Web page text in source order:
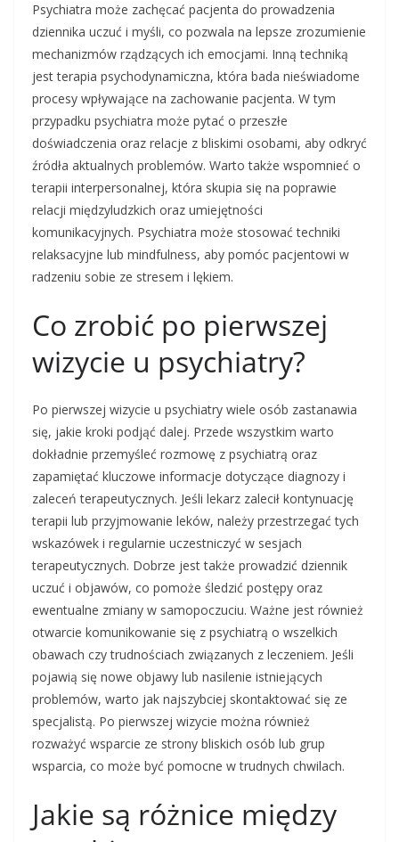
Psychiatra może zachęcać pacjenta do prowadzenia
dziennika uczuć i myśli, co pozwala na lepsze zrozumienie
mechanizmów rządzących ich emocjami. Inną techniką
jest terapia psychodynamiczna, która bada nieświadome
procesy wpływające na zachowanie pacjenta. W tym
przypadku psychiatra może pytać o przeszłe
doświadczenia oraz relacje z bliskimi osobami, aby odkryć
źródła aktualnych problemów. Warto także wspomnieć o
terapii interpersonalnej, która skupia się na poprawie
relacji międzyludzkich oraz umiejętności
komunikacyjnych. Psychiatra może stosować techniki
relaksacyjne lub mindfulness, aby pomóc pacjentowi w
radzeniu sobie ze stresem i lękiem.
Co zrobić po pierwszej
wizycie u psychiatry?
Po pierwszej wizycie u psychiatry wiele osób zastanawia
się, jakie kroki podjąć dalej. Przede wszystkim warto
dokładnie przemyśleć rozmowę z psychiatrą oraz
zapamiętać kluczowe informacje dotyczące diagnozy i
zaleceń terapeutycznych. Jeśli lekarz zalecił kontynuację
terapii lub przyjmowanie leków, należy przestrzegać tych
wskazówek i regularnie uczestniczyć w sesjach
terapeutycznych. Dobrze jest także prowadzić dziennik
uczuć i objawów, co pomoże śledzić postępy oraz
ewentualne zmiany w samopoczuciu. Ważne jest również
otwarcie komunikowanie się z psychiatrą o wszelkich
obawach czy trudnościach związanych z leczeniem. Jeśli
pojawią się nowe objawy lub nasilenie istniejących
problemów, warto jak najszybciej skontaktować się ze
specjalistą. Po pierwszej wizycie można również
rozważyć wsparcie ze strony bliskich osób lub grup
wsparcia, co może być pomocne w trudnych chwilach.
Jakie są różnice między